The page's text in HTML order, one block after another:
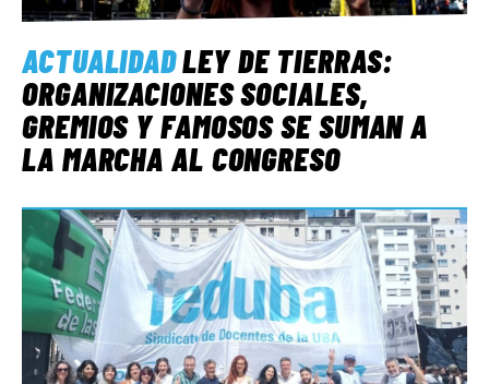
ACTUALIDADLEY DE TIERRAS:
ORGANIZACIONES SOCIALES,
GREMIOS Y FAMOSOS SE SUMAN A
LA MARCHA AL CONGRESO